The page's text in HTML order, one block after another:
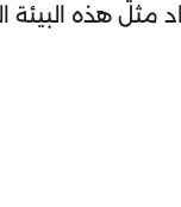
مثل هذه البيئة